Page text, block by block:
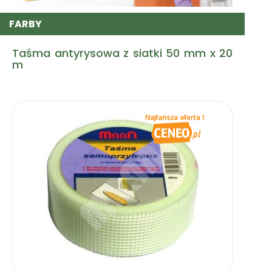
FARBY
Taśma antyrysowa z siatki 50 mm x 20
m